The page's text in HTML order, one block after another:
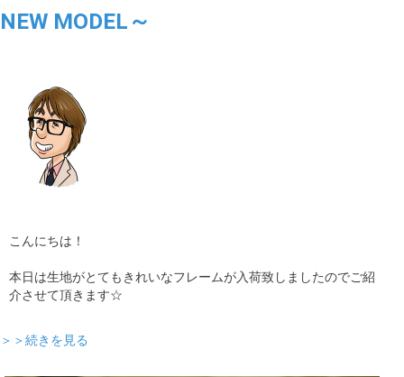
NEW MODEL～
こんにちは！
本日は生地がとてもきれいなフレームが入荷致しましたのでご紹
介させて頂きます☆
＞＞続きを見る